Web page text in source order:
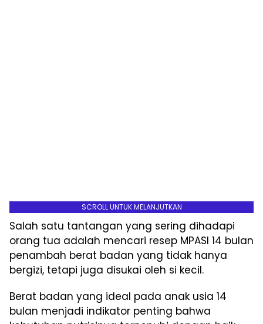
SCROLL UNTUK MELANJUTKAN
Salah satu tantangan yang sering dihadapi
orang tua adalah mencari resep MPASI 14 bulan
penambah berat badan yang tidak hanya
bergizi, tetapi juga disukai oleh si kecil.
Berat badan yang ideal pada anak usia 14
bulan menjadi indikator penting bahwa